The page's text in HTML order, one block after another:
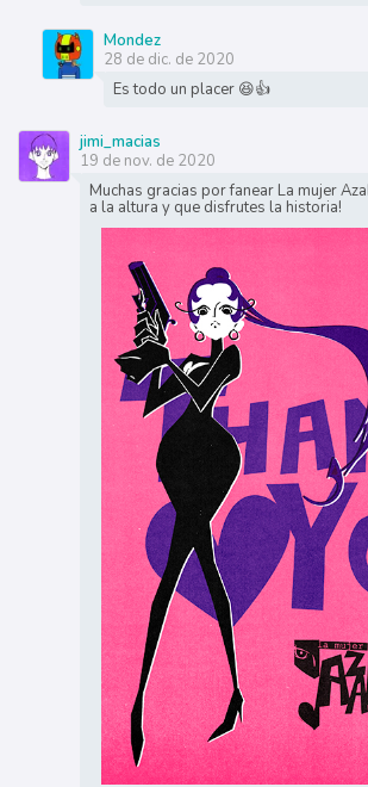
Mondez
28 de dic. de 2020
Es todo un placer 😆👍
jimi_macias
19 de nov. de 2020
Muchas gracias por fanear La mujer
a la altura y que disfrutes la historia!